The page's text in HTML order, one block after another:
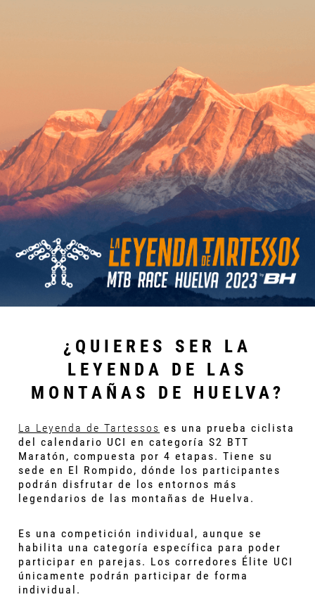
¿QUIERES SER LA
LEYENDA DE LAS
MONTAÑAS DE HUELVA?
La Leyenda de Tartessos es una prueba ciclista
del calendario UCI en categoría S2 BTT
Maratón, compuesta por 4 etapas. Tiene su
sede en El Rompido, dónde los participantes
podrán disfrutar de los entornos más
legendarios de las montañas de Huelva.
Es una competición individual, aunque se
habilita una categoría específica para poder
participar en parejas. Los corredores Élite UCI
únicamente podrán participar de forma
individual.